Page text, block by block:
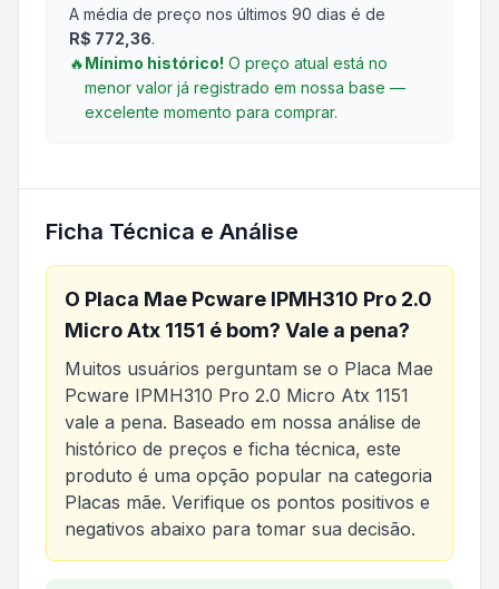
A média de preço nos últimos 90 dias é de
R$ 772,36.
🔥Mínimo histórico! O preço atual está no
menor valor já registrado em nossa base —
excelente momento para comprar.
Ficha Técnica e Análise
O Placa Mae Pcware IPMH310 Pro 2.0
Micro Atx 1151 é bom? Vale a pena?
Muitos usuários perguntam se o Placa Mae
Pcware IPMH310 Pro 2.0 Micro Atx 1151
vale a pena. Baseado em nossa análise de
histórico de preços e ficha técnica, este
produto é uma opção popular na categoria
Placas mãe. Verifique os pontos positivos e
negativos abaixo para tomar sua decisão.